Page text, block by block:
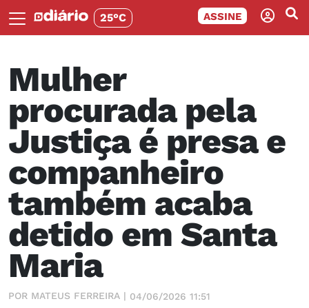
25°C ASSINE
Mulher
procurada pela
Justiça é presa e
companheiro
também acaba
detido em Santa
Maria
POR MATEUS FERREIRA | 04/06/2026 11:51